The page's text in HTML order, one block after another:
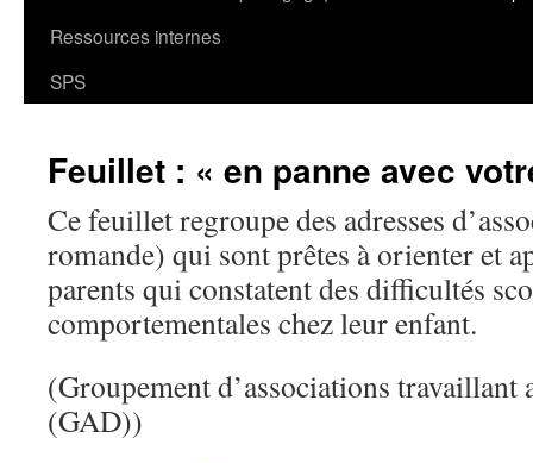
Ressources internes
SPS
Feuillet : « en panne avec
Ce feuillet regroupe des adresses
romande) qui sont prêtes à orienter et
parents qui constatent des difficultés
comportementales chez leur enfant.
(Groupement d’associations travaillant
(GAD))